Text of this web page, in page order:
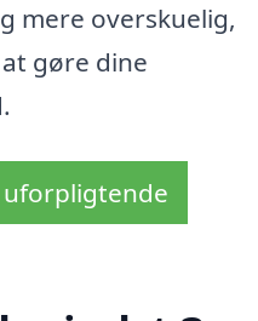
mere overskuelig,
gøre dine
uforpligtende